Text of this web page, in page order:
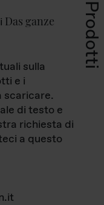
Prodotti
Das ganze
sulla
e i
scaricare.
di testo e
richiesta di
a questo